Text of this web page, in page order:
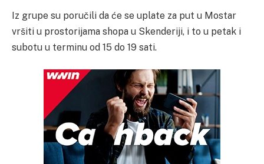
Iz grupe su poručili da će se uplate za put u Mostar
vršiti u prostorijama shopa u Skenderiji, i to u petak i
subotu u terminu od 15 do 19 sati.